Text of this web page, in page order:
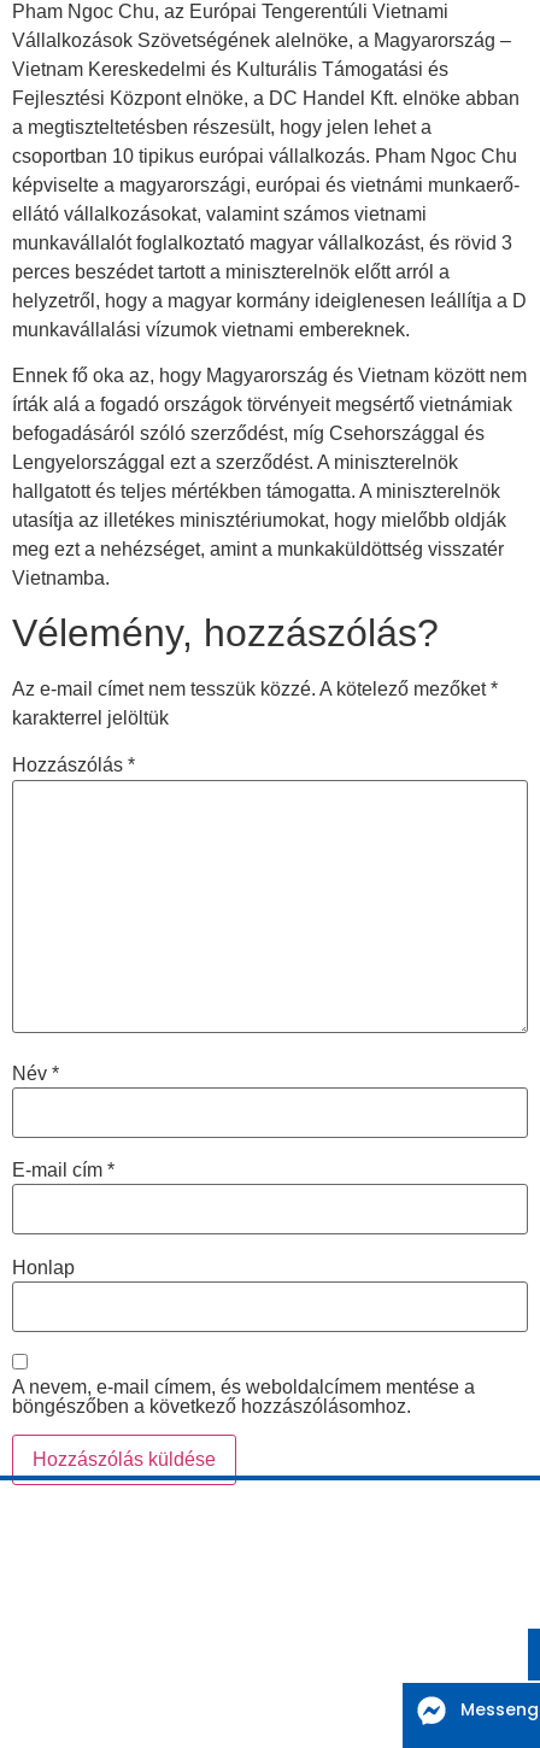
Pham Ngoc Chu, az Európai Tengerentúli Vietnami
Vállalkozások Szövetségének alelnöke, a Magyarország –
Vietnam Kereskedelmi és Kulturális Támogatási és
Fejlesztési Központ elnöke, a DC Handel Kft. elnöke abban
a megtiszteltetésben részesült, hogy jelen lehet a
csoportban 10 tipikus európai vállalkozás. Pham Ngoc Chu
képviselte a magyarországi, európai és vietnámi munkaerő-
ellátó vállalkozásokat, valamint számos vietnami
munkavállalót foglalkoztató magyar vállalkozást, és rövid 3
perces beszédet tartott a miniszterelnök előtt arról a
helyzetről, hogy a magyar kormány ideiglenesen leállítja a D
munkavállalási vízumok vietnami embereknek.
Ennek fő oka az, hogy Magyarország és Vietnam között nem
írták alá a fogadó országok törvényeit megsértő vietnámiak
befogadásáról szóló szerződést, míg Csehországgal és
Lengyelországgal ezt a szerződést. A miniszterelnök
hallgatott és teljes mértékben támogatta. A miniszterelnök
utasítja az illetékes minisztériumokat, hogy mielőbb oldják
meg ezt a nehézséget, amint a munkaküldöttség visszatér
Vietnamba.
Vélemény, hozzászólás?
Az e-mail címet nem tesszük közzé. A kötelező mezőket*
karakterrel jelöltük
Hozzászólás *
Név *
E-mail cím *
Honlap
A nevem, e-mail címem, és weboldalcímem mentése a
böngészőben a következő hozzászólásomhoz.